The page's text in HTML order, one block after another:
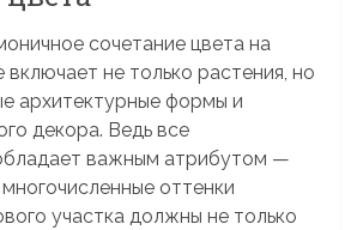
сочетание цвета на
включает не только растения, но
архитектурные формы и
декора. Ведь все
важным атрибутом —
оттенки
участка должны не только